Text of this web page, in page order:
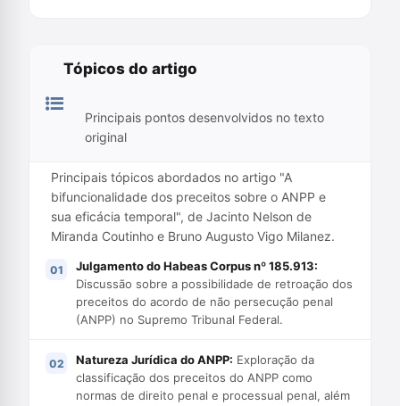
Tópicos do artigo
Principais pontos desenvolvidos no texto
original
Principais tópicos abordados no artigo "A
bifuncionalidade dos preceitos sobre o ANPP e
sua eficácia temporal", de Jacinto Nelson de
Miranda Coutinho e Bruno Augusto Vigo Milanez.
Julgamento do Habeas Corpus nº 185.913:
Discussão sobre a possibilidade de retroação dos
preceitos do acordo de não persecução penal
(ANPP) no Supremo Tribunal Federal.
Natureza Jurídica do ANPP: Exploração da
classificação dos preceitos do ANPP como
normas de direito penal e processual penal, além